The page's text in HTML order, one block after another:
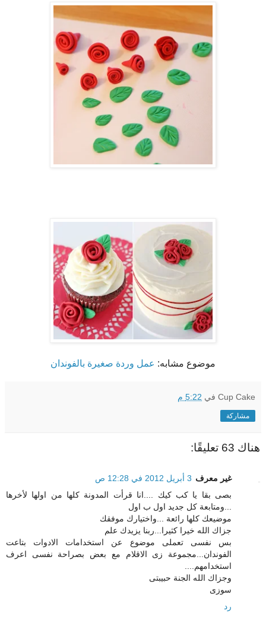
موضوع مشابه: عمل وردة صغيرة بالفوندان
Cup Cake في 5:22 م
مشاركة
هناك 63 تعليقًا:
غير معرف 3 أبريل 2012 في 12:28 ص
بصى بقا يا كب كيك ....انا قرأت المدونة كلها من اولها لأخرها
...ومتابعة كل جديد اول ب اول
موضيعك كلها رائعة ...واختيارك موفقك
جزاك الله خيرا كثيرا...ربنا يزيدك علم
بس نفسى تعملى موضوع عن استخدامات الادوات بتاعت
الفوندان...مجموعة زى الاقلام مع بعض بصراحة نفسى اعرف
استخدامهم....
وجزاك الله الجنة حبيبتى
سوزى
رد